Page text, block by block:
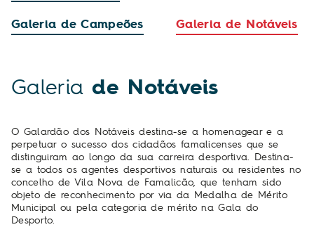
Galeria de Campeões
Galeria de Notáveis
Galeria de Notáveis
O Galardão dos Notáveis destina-se a homenagear e a
perpetuar o sucesso dos cidadãos famalicenses que se
distinguiram ao longo da sua carreira desportiva. Destina-
se a todos os agentes desportivos naturais ou residentes no
concelho de Vila Nova de Famalicão, que tenham sido
objeto de reconhecimento por via da Medalha de Mérito
Municipal ou pela categoria de mérito na Gala do
Desporto.